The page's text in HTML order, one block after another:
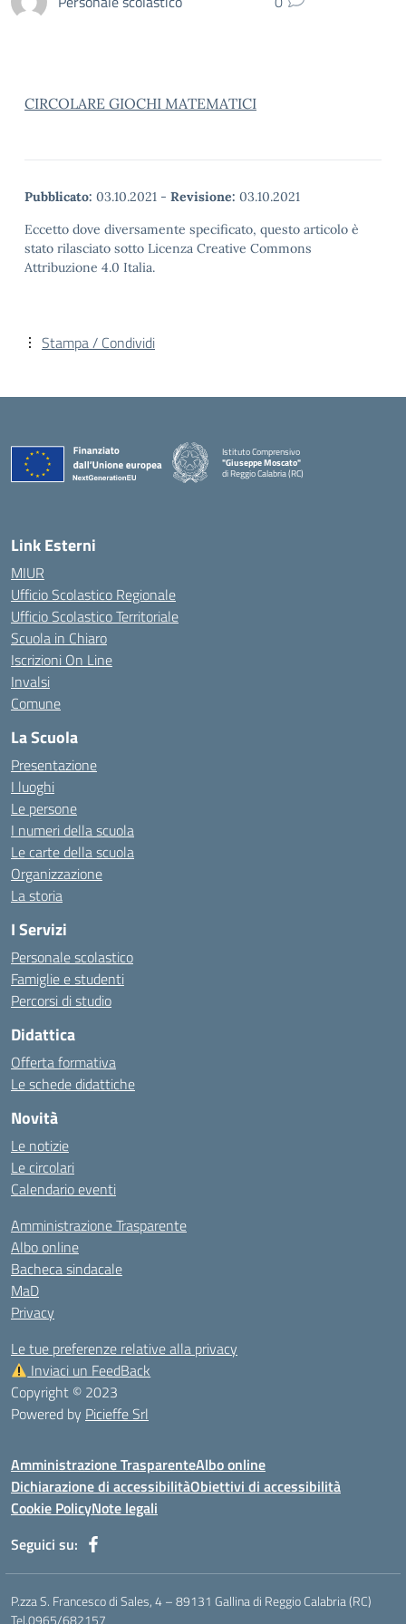
CIRCOLARE GIOCHI MATEMATICI
Pubblicato: 03.10.2021 - Revisione: 03.10.2021
Eccetto dove diversamente specificato, questo articolo è
stato rilasciato sotto Licenza Creative Commons
Attribuzione 4.0 Italia.
Stampa / Condividi
Istituto Comprensivo
"Giuseppe Moscato"
di Reggio Calabria (RC)
— Visita la pagina iniziale della scuola
Link Esterni
MIUR
Ufficio Scolastico Regionale
Ufficio Scolastico Territoriale
Scuola in Chiaro
Iscrizioni On Line
Invalsi
Comune
La Scuola
Presentazione
I luoghi
Le persone
I numeri della scuola
Le carte della scuola
Organizzazione
La storia
I Servizi
Personale scolastico
Famiglie e studenti
Percorsi di studio
Didattica
Offerta formativa
Le schede didattiche
Novità
Le notizie
Le circolari
Calendario eventi
Amministrazione Trasparente
Albo online
Bacheca sindacale
MaD
Privacy
Le tue preferenze relative alla privacy
Inviaci un FeedBack
Copyright © 2023
Powered by Picieffe Srl
Amministrazione TrasparenteAlbo online
Dichiarazione di accessibilitàObiettivi di accessibilità
Cookie PolicyNote legali
Seguici su:
P.zza S. Francesco di Sales, 4 – 89131 Gallina di Reggio Calabria (RC)
Tel.0965/682157